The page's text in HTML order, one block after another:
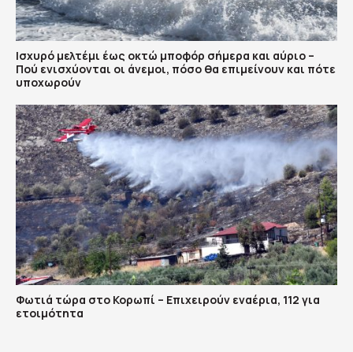
Ισχυρό μελτέμι έως οκτώ μποφόρ σήμερα και αύριο –
Πού ενισχύονται οι άνεμοι, πόσο θα επιμείνουν και πότε
υποχωρούν
Φωτιά τώρα στο Κορωπί – Επιχειρούν εναέρια, 112 για
ετοιμότητα